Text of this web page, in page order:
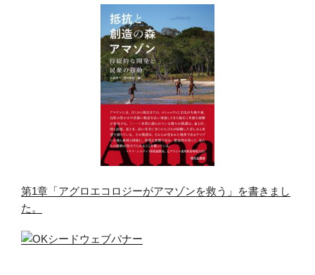
第1章「アグロエコロジーがアマゾンを救う」を書きまし
た。